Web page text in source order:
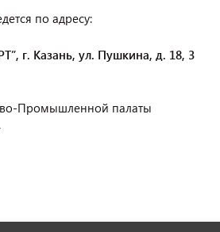
по адресу:
г. Казань, ул. Пушкина, д. 18, 3
Промышленной палаты